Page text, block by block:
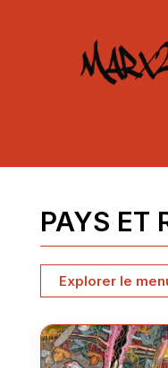
PAYS ET
Explorer le